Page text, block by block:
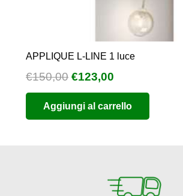
APPLIQUE L-LINE 1 luce
€150,00 Il
prezzo
originale
era:
€123,00
prezzo
attuale
è:
Aggiungi al carrello